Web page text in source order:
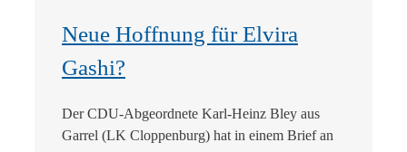
Neue Hoffnung für Elvira
Gashi?
Der CDU-Abgeordnete Karl-Heinz Bley aus
Garrel (LK Cloppenburg) hat in einem Brief an